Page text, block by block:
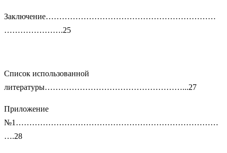
Заключение………………………………………………………
………………….25
Список использованной
литературы……………………………………………...27
Приложение
№1…………………………………………………………………
….28